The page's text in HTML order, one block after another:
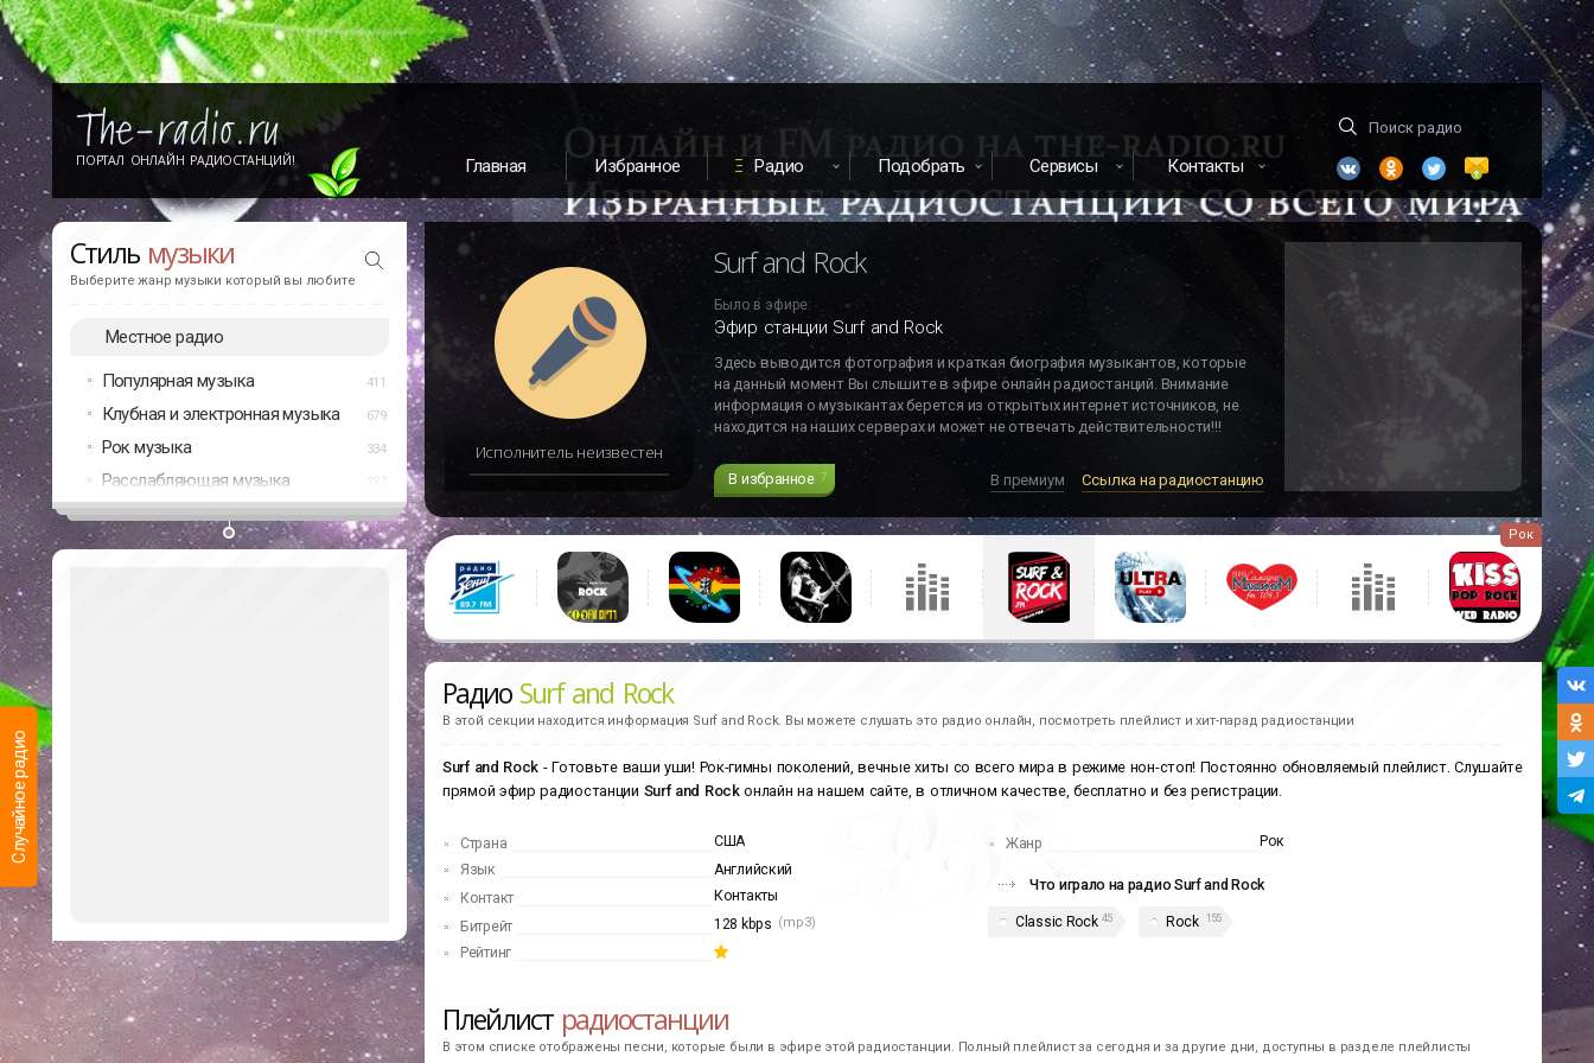
Случайное радио
ПОРТАЛ ОНЛАЙН РАДИОСТАНЦИЙ! Главная Избранное Радио Подобрать Сервисы Контакты
Стиль музыки
Выберите жанр музыки который вы любите
Местное радио
Популярная музыка 411
Клубная и электронная музыка 679
Рок музыка 334
Расслабляющая музыка
Исполнитель неизвестен
Surf and Rock
Было в эфире:
Эфир станции Surf and Rock
Здесь выводится фотография и краткая биография музыкантов, которые
на данный момент Вы слышите в эфире онлайн радиостанций. Внимание
информация о музыкантах берется из открытых интернет источников, не
находится на наших серверах и может не отвечать действительности!!!
В избранное 7 В премиум Ссылка на радиостанцию
Рок
Радио Surf and Rock
В этой секции находится информация Surf and Rock. Вы можете слушать это радио онлайн, посмотреть плейлист и хит-парад радиостанции
Surf and Rock - Готовьте ваши уши! Рок-гимны поколений, вечные хиты со всего мира в режиме нон-стоп! Постоянно обновляемый плейлист. Слушайте
прямой эфир радиостанции Surf and Rockонлайн на нашем сайте, в отличном качестве, бесплатно и без регистрации.
Страна
США
Язык
Английский
Контакт
Контакты
Битрейт
128 kbps (mp3)
Рейтинг
Жанр Рок
Что играло на радио Surf and Rock
Classic Rock 45 Rock 155
Плейлист радиостанции
В этом списке отображены песни, которые были в эфире этой радиостанции. Полный плейлист за сегодня и за другие дни, доступны в разделе плейлисты